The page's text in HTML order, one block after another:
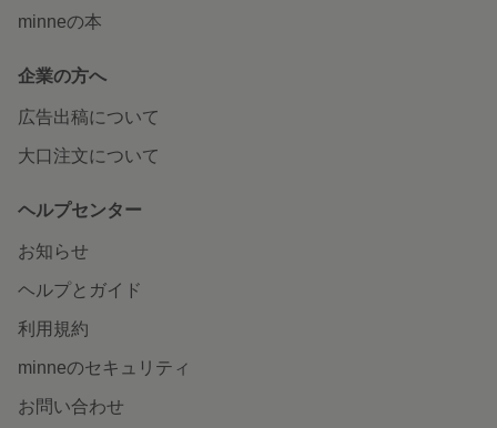
minneの本
企業の方へ
広告出稿について
大口注文について
ヘルプセンター
お知らせ
ヘルプとガイド
利用規約
minneのセキュリティ
お問い合わせ